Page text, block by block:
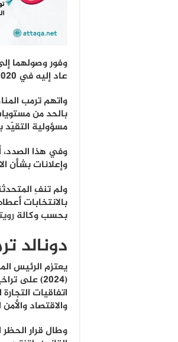
عاد إليه في 2020.
واتهم ترمب
بالحد من
مسؤولية التقيّد
وفي هذا الصدد،
وإعلانات بشأن
ولم تنفِ
بالانتخابات
بحسب وكالة
دونالد
يعتزم الرئيس
(2024) على تراخيص محطات تصدير
اتفاقيات
والاقتصاد